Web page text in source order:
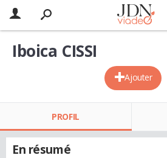
Ajouter
Iboica CISSI
PROFIL
En résumé